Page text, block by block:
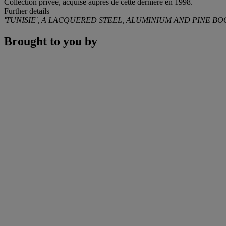
Further details
'TUNISIE', A LACQUERED STEEL, ALUMINIUM AND PINE
Brought to you by